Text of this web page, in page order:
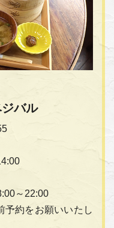
バル
～22:00
予約をお願いいたし